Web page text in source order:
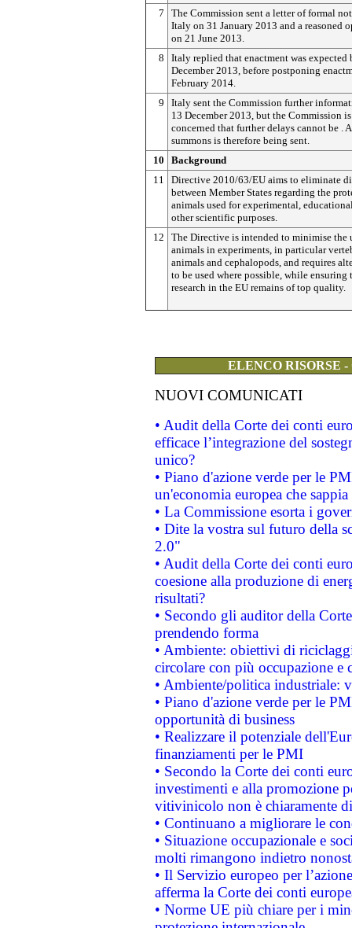
7
The Commission sent a letter of formal
Italy on 31 January 2013 and a reasoned
on 21 June 2013.
8
Italy replied that enactment was expected
December 2013, before postponing
February 2014.
9
Italy sent the Commission further
13 December 2013, but the Commission is
concerned that further delays cannot be .
summons is therefore being sent.
10
Background
11
Directive 2010/63/EU aims to eliminate
between Member States regarding the
animals used for experimental,
other scientific purposes.
12
The Directive is intended to minimise the
animals in experiments, in particular
animals and cephalopods, and requires
to be used where possible, while ensuring
research in the EU remains of top quality.
ELENCO RISORSE
NUOVI COMUNICATI
• Audit della Corte dei conti
efficace l’integrazione del
unico?
• Piano d'azione verde per le
un'economia europea che
• La Commissione esorta i
• Dite la vostra sul futuro della
2.0"
• Audit della Corte dei conti
coesione alla produzione di
risultati?
• Secondo gli auditor della
prendendo forma
• Ambiente: obiettivi di
circolare con più occupazione e
• Ambiente/politica industriale:
• Piano d'azione verde per le
opportunità di business
• Realizzare il potenziale
finanziamenti per le PMI
• Secondo la Corte dei conti
investimenti e alla promozione
vitivinicolo non è chiaramente
• Continuano a migliorare le
• Situazione occupazionale e
molti rimangono indietro
• Il Servizio europeo per
afferma la Corte dei conti
• Norme UE più chiare per i